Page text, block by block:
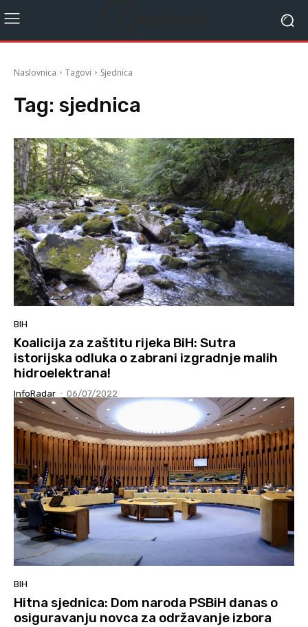
Naslovnica Tagovi Sjednica
Tag: sjednica
BIH
Koalicija za zaštitu rijeka BiH: Sutra
istorijska odluka o zabrani izgradnje malih
hidroelektrana!
InfoRadar - 06/07/2022
BIH
Hitna sjednica: Dom naroda PSBiH danas o
osiguravanju novca za održavanje izbora